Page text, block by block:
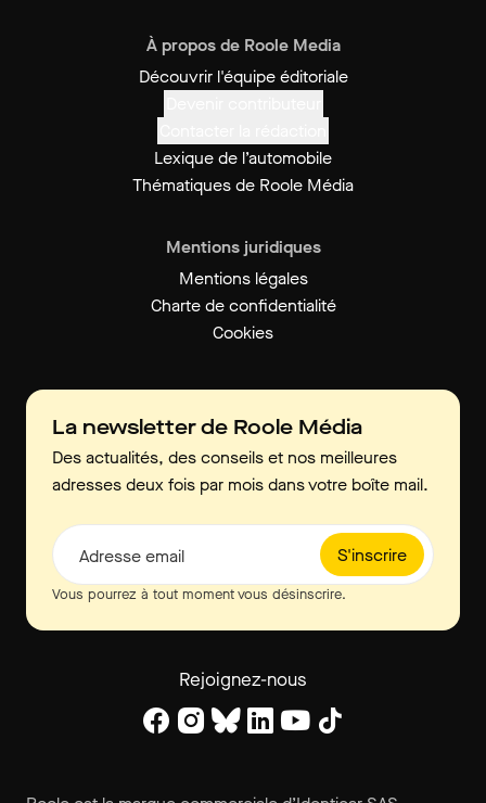
À propos de Roole Media
Découvrir l'équipe éditoriale
Lexique de l’automobile
Thématiques de Roole Média
Mentions juridiques
Mentions légales
Charte de confidentialité
Cookies
La newsletter de Roole Média
Des actualités, des conseils et nos meilleures
adresses deux fois par mois dans votre boîte mail.
S'inscrire
Adresse email
Vous pourrez à tout moment vous désinscrire.
Rejoignez-nous